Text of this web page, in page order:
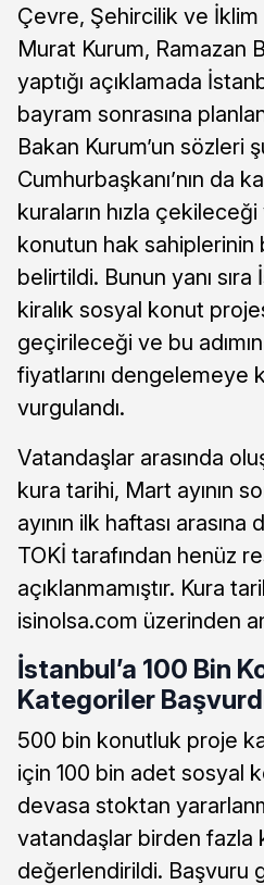
Çevre, Şehircilik ve İklim
Murat Kurum, Ramazan
yaptığı açıklamada
bayram sonrasına
Bakan Kurum’un sözleri
Cumhurbaşkanı’nın da
kuraların hızla
konutun hak sahiplerinin
belirtildi. Bunun yanı sıra
kiralık sosyal konut
geçirileceği ve bu
fiyatlarını dengelemeye
vurgulandı.
Vatandaşlar arasında
kura tarihi, Mart ayının
ayının ilk haftası
TOKİ tarafından henüz
açıklanmamıştır. Kura
isinolsa.com üzerinden
İstanbul’a 100 Bin
Kategoriler
500 bin konutluk proje
için 100 bin adet sosyal
devasa stoktan
vatandaşlar birden fazla
değerlendirildi. Başvuru